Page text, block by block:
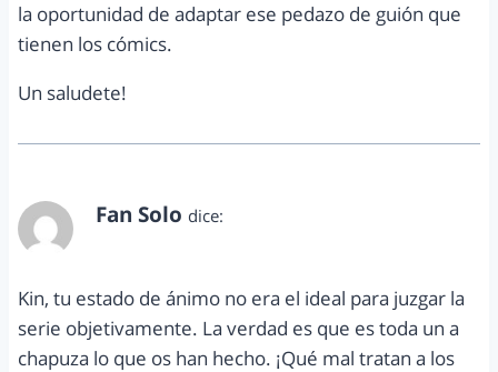
la oportunidad de adaptar ese pedazo de guión que
tienen los cómics.
Un saludete!
Fan Solo dice:
Kin, tu estado de ánimo no era el ideal para juzgar la
serie objetivamente. La verdad es que es toda un a
chapuza lo que os han hecho. ¡Qué mal tratan a los